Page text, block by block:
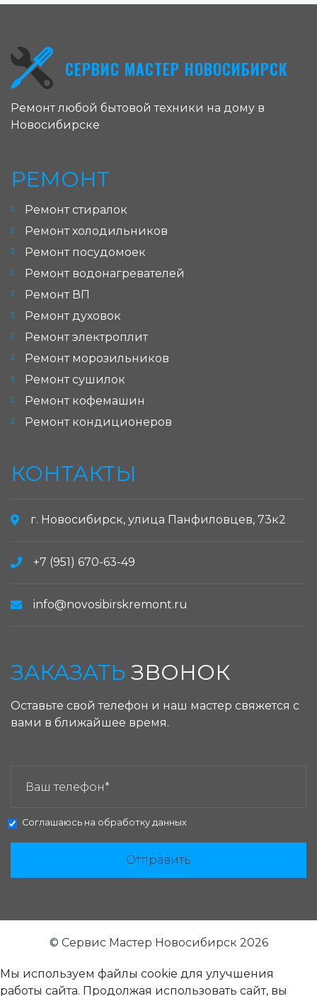
СЕРВИС МАСТЕР НОВОСИБИРСК
Ремонт любой бытовой техники на дому в
Новосибирске
РЕМОНТ
Ремонт стиралок
Ремонт холодильников
Ремонт посудомоек
Ремонт водонагревателей
Ремонт ВП
Ремонт духовок
Ремонт электроплит
Ремонт морозильников
Ремонт сушилок
Ремонт кофемашин
Ремонт кондиционеров
КОНТАКТЫ
г. Новосибирск, улица Панфиловцев, 73к2
+7 (951) 670-63-49
info@novosibirskremont.ru
ЗАКАЗАТЬ ЗВОНОК
Оставьте свой телефон и наш мастер свяжется с
вами в ближайшее время.
Соглашаюсь на обработку данных
Отправить
© Сервис Мастер Новосибирск 2026
Мы используем файлы cookie для улучшения
работы сайта. Продолжая использовать сайт, вы